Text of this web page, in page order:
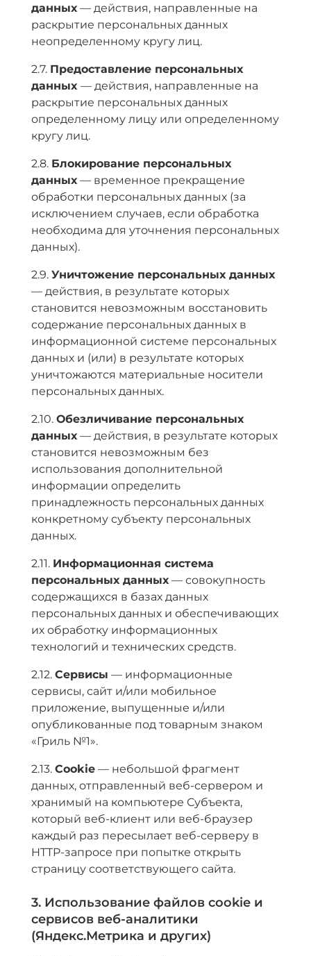
данных— действия, направленные на
раскрытие персональных данных
неопределенному кругу лиц.
2.7. Предоставление персональных
данных — действия, направленные на
раскрытие персональных данных
определенному лицу или определенному
кругу лиц.
2.8. Блокирование персональных
данных— временное прекращение
обработки персональных данных (за
исключением случаев, если обработка
необходима для уточнения персональных
данных).
2.9. Уничтожение персональных данных
— действия, в результате которых
становится невозможным восстановить
содержание персональных данных в
информационной системе персональных
данных и (или) в результате которых
уничтожаются материальные носители
персональных данных.
2.10. Обезличивание персональных
данных— действия, в результате которых
становится невозможным без
использования дополнительной
информации определить
принадлежность персональных данных
конкретному субъекту персональных
данных.
2.11. Информационная система
персональных данных— совокупность
содержащихся в базах данных
персональных данных и обеспечивающих
их обработку информационных
технологий и технических средств.
2.12. Сервисы — информационные
сервисы, сайт и/или мобильное
приложение, выпущенные и/или
опубликованные под товарным знаком
«Гриль №1».
2.13. Cookie — небольшой фрагмент
данных, отправленный веб-сервером и
хранимый на компьютере Субъекта,
который веб-клиент или веб-браузер
каждый раз пересылает веб-серверу в
HTTP-запросе при попытке открыть
страницу соответствующего сайта.
3. Использование файлов cookie и
сервисов веб-аналитики
(Яндекс.Метрика и других)